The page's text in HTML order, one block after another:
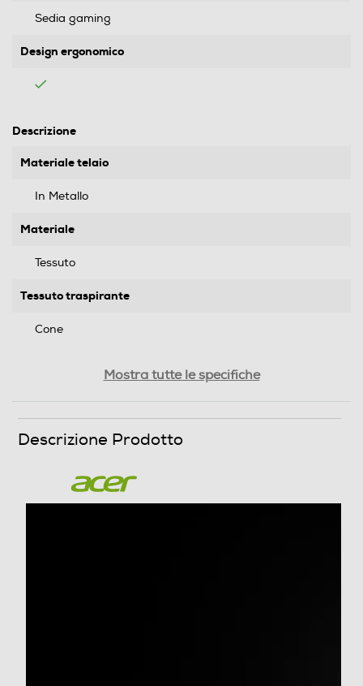
Sedia gaming
Design ergonomico
Descrizione
Materiale telaio
In Metallo
Materiale
Tessuto
Tessuto traspirante
Cone
modellata Densità della schiuma Schiena 20-22kg/m³
Seduta 40-45 kg/m³ Costruzione del telaio Acciaio
Mostra tutte le specifiche
Descrizione Prodotto